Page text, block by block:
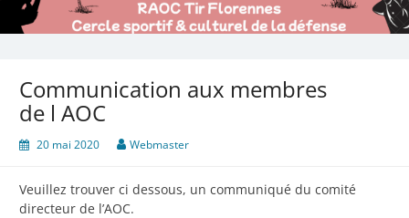
Communication aux membres
de l AOC
20 mai 2020 Webmaster
Veuillez trouver ci dessous, un communiqué du comité
directeur de l’AOC.